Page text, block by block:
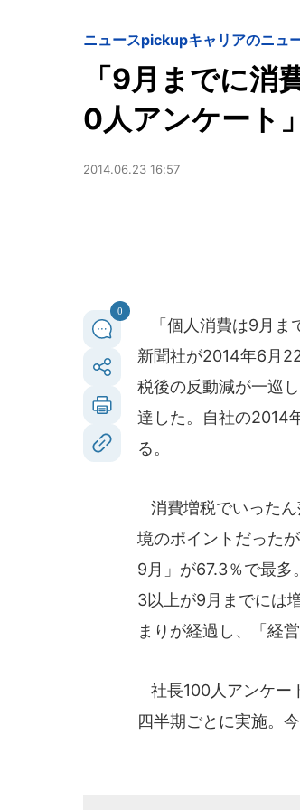
ニュースpickupキャリアのニュ
「9月までに
0人アンケート
2014.06.23 16:57
0
「個人消費は9月ま
新聞社が2014年6月
税後の反動減が一巡
達した。自社の2014
る。
消費増税でいった
境のポイントだった
9月」が67.3％で最
3以上が9月までには
まりが経過し、「経
社長100人アンケー
四半期ごとに実施。